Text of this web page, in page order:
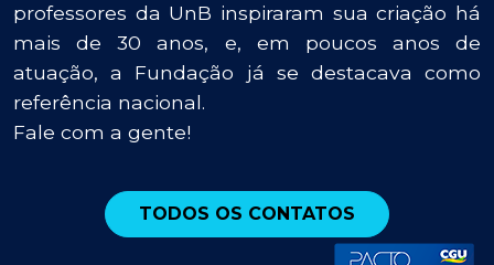
professores da UnB inspiraram sua criação há
mais de 30 anos, e, em poucos anos de
atuação, a Fundação já se destacava como
referência nacional.
Fale com a gente!
TODOS OS CONTATOS